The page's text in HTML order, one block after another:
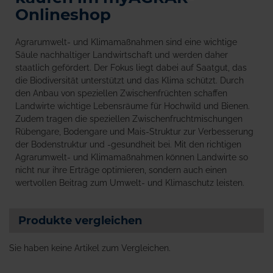
Onlineshop
Agrarumwelt- und Klimamaßnahmen sind eine wichtige
Säule nachhaltiger Landwirtschaft und werden daher
staatlich gefördert. Der Fokus liegt dabei auf Saatgut, das
die Biodiversität unterstützt und das Klima schützt. Durch
den Anbau von speziellen Zwischenfrüchten schaffen
Landwirte wichtige Lebensräume für Hochwild und Bienen.
Zudem tragen die speziellen Zwischenfruchtmischungen
Rübengare, Bodengare und Mais-Struktur zur Verbesserung
der Bodenstruktur und -gesundheit bei. Mit den richtigen
Agrarumwelt- und Klimamaßnahmen können Landwirte so
nicht nur ihre Erträge optimieren, sondern auch einen
wertvollen Beitrag zum Umwelt- und Klimaschutz leisten.
Produkte vergleichen
Sie haben keine Artikel zum Vergleichen.